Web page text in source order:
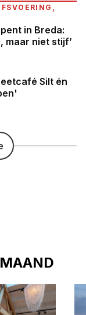
in Breda:
maar niet stijf’
Silt én